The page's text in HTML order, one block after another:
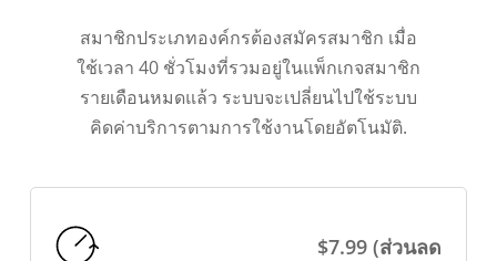
สมาชิกประเภทองค์กรต้องสมัครสมาชิก เมื่อ
ใช้เวลา 40 ชั่วโมงที่รวมอยู่ในแพ็กเกจสมาชิก
รายเดือนหมดแล้ว ระบบจะเปลี่ยนไปใช้ระบบ
คิดค่าบริการตามการใช้งานโดยอัตโนมัติ.
$7.99 (ส่วนลด